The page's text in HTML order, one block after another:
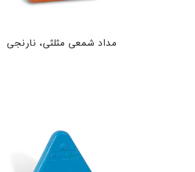
مداد شمعی مثلثی، نارنجی